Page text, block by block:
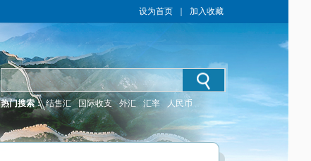
设为首页 加入收藏
热门搜索： 结售汇 国际收支 外汇 汇率 人民币